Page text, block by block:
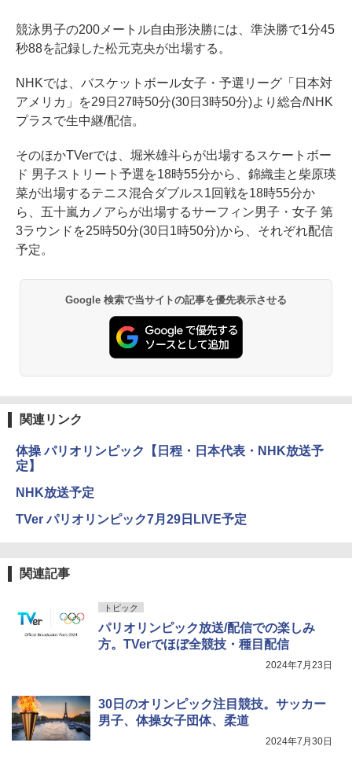
競泳男子の200メートル自由形決勝には、準決勝で1分45
秒88を記録した松元克央が出場する。
NHKでは、バスケットボール女子・予選リーグ「日本対
アメリカ」を29日27時50分(30日3時50分)より総合/NHK
プラスで生中継/配信。
そのほかTVerでは、堀米雄斗らが出場するスケートボー
ド 男子ストリート予選を18時55分から、錦織圭と柴原瑛
菜が出場するテニス混合ダブルス1回戦を18時55分か
ら、五十嵐カノアらが出場するサーフィン男子・女子 第
3ラウンドを25時50分(30日1時50分)から、それぞれ配信
予定。
Google 検索で当サイトの記事を優先表示させる
関連リンク
体操 パリオリンピック【日程・日本代表・NHK放送予
定】
NHK放送予定
TVer パリオリンピック7月29日LIVE予定
関連記事
トピック
パリオリンピック放送/配信での楽しみ
方。TVerでほぼ全競技・種目配信
2024年7月23日
30日のオリンピック注目競技。サッカー
男子、体操女子団体、柔道
2024年7月30日